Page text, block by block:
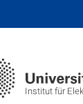
Institut für